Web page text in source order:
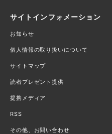
サイトインフォメーション
お知らせ
個人情報の取り扱いについて
サイトマップ
読者プレゼント提供
提携メディア
RSS
その他、お問い合わせ